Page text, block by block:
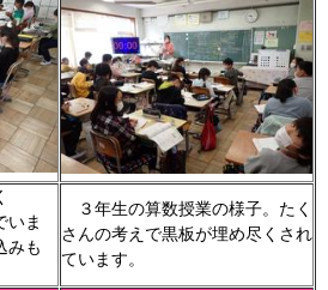
いま
みも
３年生の算数授業の様子。たく
さんの考えで黒板が埋め尽くされ
ています。